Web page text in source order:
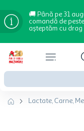
🚚 Până pe 31
comandă de
așteptăm cu
Lactate, Carne,